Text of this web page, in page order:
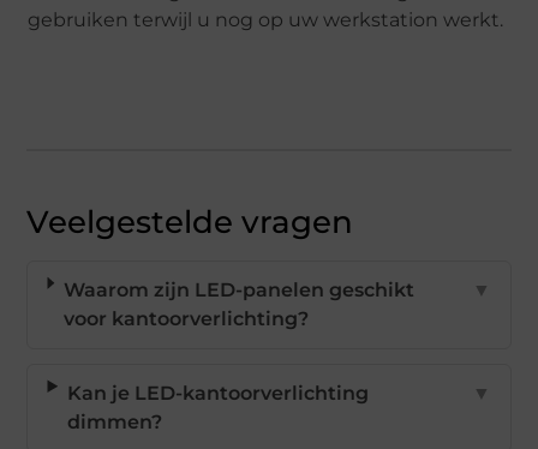
gebruiken terwijl u nog op uw werkstation werkt.
Veelgestelde vragen
Waarom zijn LED-panelen geschikt
voor kantoorverlichting?
▼
Kan je LED-kantoorverlichting
dimmen?
▼